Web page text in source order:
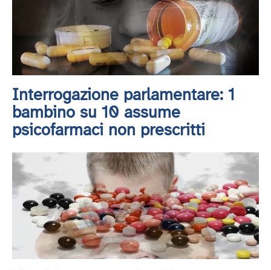
Interrogazione parlamentare: 1
bambino su 10 assume
psicofarmaci non prescritti